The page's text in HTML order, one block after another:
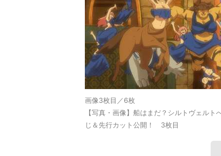
画像3枚目／6枚
【写真・画像】船はまだ？シルトヴェル
じ＆先行カット公開！ 3枚目